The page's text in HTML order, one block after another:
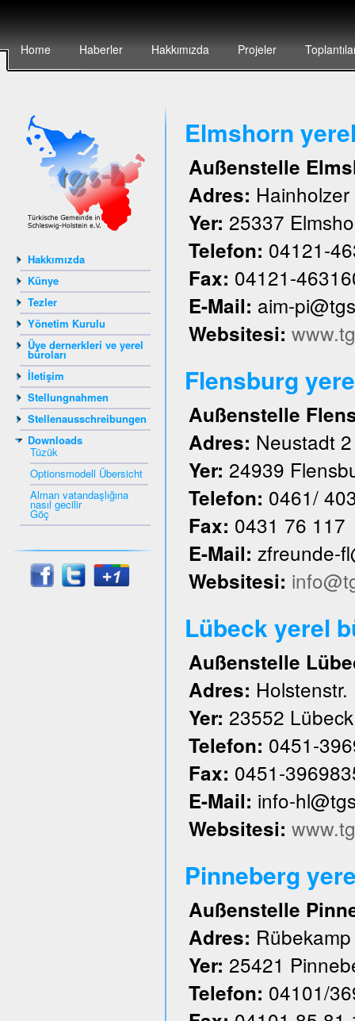
Home Haberler Hakkımızda Projeler
Hakkımızda
Künye
Tezler
Yönetim Kurulu
Üye dernerkleri ve yerel
büroları
İletişim
Stellungnahmen
Stellenausschreibungen
Downloads
Tüzük
Optionsmodell Übersicht
Alman vatandaşlığına
nasıl gecilir
Göç
Elmshorn
Außenstelle
Adres:
Yer: 25337
Telefon: 04121-
Fax: 04121-
E-Mail: aim-
Websitesi:
Flensburg
Außenstelle
Adres: Neustadt 2
Yer: 24939
Telefon: 0461/
Fax: 0431 76 117
E-Mail: zfreunde-
Websitesi:
Lübeck yerel
Außenstelle
Adres:
Yer: 23552 Lübeck
Telefon: 0451-
Fax: 0451-
E-Mail: info-
Websitesi:
Pinneberg
Außenstelle
Adres:
Yer: 25421
Telefon: 04101/